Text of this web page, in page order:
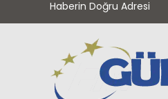
Haberin Doğru Adresi